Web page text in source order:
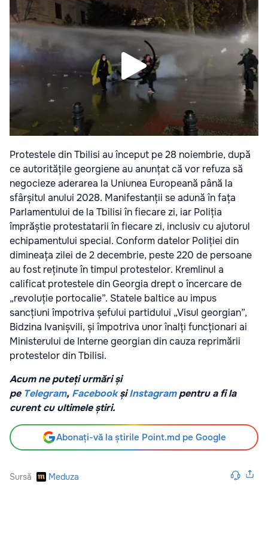
Protestele din Tbilisi au început pe 28 noiembrie, după
ce autoritățile georgiene au anunțat că vor refuza să
negocieze aderarea la Uniunea Europeană până la
sfârșitul anului 2028. Manifestanții se adună în fața
Parlamentului de la Tbilisi în fiecare zi, iar Poliția
împrăștie protestatarii în fiecare zi, inclusiv cu ajutorul
echipamentului special. Conform datelor Poliției din
dimineața zilei de 2 decembrie, peste 220 de persoane
au fost reținute în timpul protestelor. Kremlinul a
calificat protestele din Georgia drept o încercare de
„revoluție portocalie”. Statele baltice au impus
sancțiuni împotriva șefului partidului „Visul georgian”,
Bidzina Ivanișvili, și împotriva unor înalți funcționari ai
Ministerului de Interne georgian din cauza reprimării
protestelor din Tbilisi.
Acum ne puteți urmări și
pe Telegram, FacebookșiInstagrampentru a fi la
curent cu ultimele știri.
Abonați-vă la știrile Point.md pe Google
Sursă Meduza